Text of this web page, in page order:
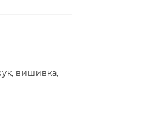
вишивка,